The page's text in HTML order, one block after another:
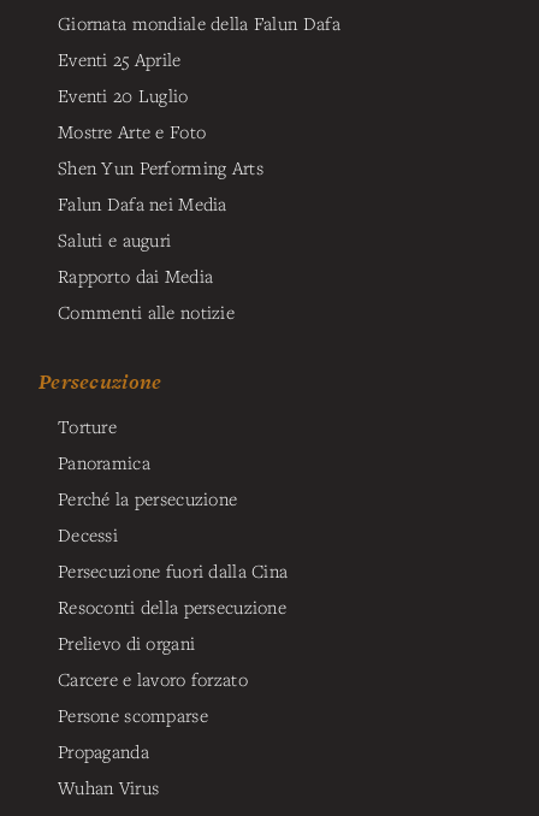
Giornata mondiale della Falun Dafa
Eventi 25 Aprile
Eventi 20 Luglio
Mostre Arte e Foto
Shen Yun Performing Arts
Falun Dafa nei Media
Saluti e auguri
Rapporto dai Media
Commenti alle notizie
Persecuzione
Torture
Panoramica
Perché la persecuzione
Decessi
Persecuzione fuori dalla Cina
Resoconti della persecuzione
Prelievo di organi
Carcere e lavoro forzato
Persone scomparse
Propaganda
Wuhan Virus